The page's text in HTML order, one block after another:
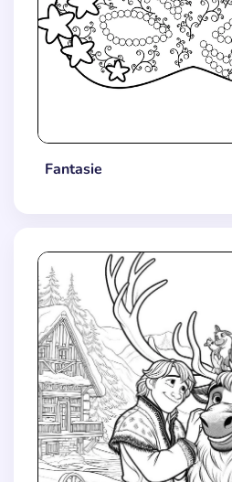
Fantasie